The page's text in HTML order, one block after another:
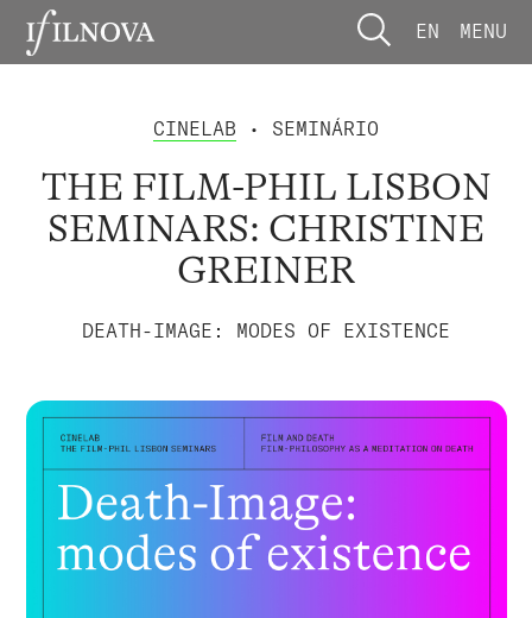
EN MENU
CINELAB • SEMINÁRIO
THE FILM-PHIL LISBON
SEMINARS: CHRISTINE
GREINER
DEATH-IMAGE: MODES OF EXISTENCE